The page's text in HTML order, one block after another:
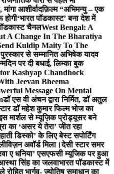
आशीर्वादफ़िल्म “अभिमन्यु – एक
‘भारत पॉडकास्ट’ बना देश में
चैनलWest Bengal: A
A Change In The Bharatiya
Kuldip Maity To The
से सम्मानित अभिषेक यादव
पर दी बधाई, लिम्का बुक
Kashyap Chandhock
Jeevan Bheema
Message On Mental
डॉ एस वी अंचन द्वारा निर्मित, डॉ अतुल
डॉ महेश कुमार फिल्म भोज का
मार्शल से म्यूज़िक प्रोड्यूसर बने
का ‘असर ये तेरा’ जीत रहा
डिस्को’ के लिए बेस्ट सपोर्टिंग
अवॉर्ड मिला।देसी स्टार समर
ए धनिया’ एसएफसी म्यूजिक पर हुआ
सिंह का जलवाभारत पॉडकास्ट में
भार्गव- ज्योतिष समाधान का